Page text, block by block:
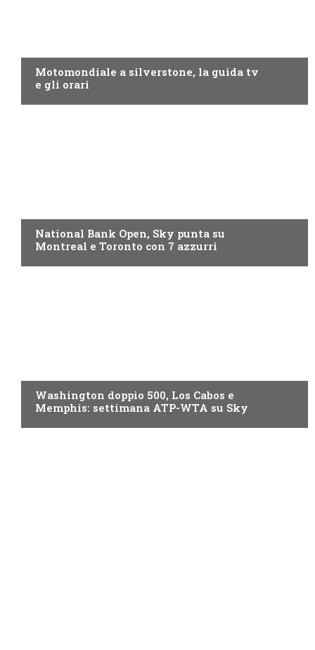
Motomondiale a silverstone, la guida tv
e gli orari
National Bank Open, Sky punta su
Montreal e Toronto con 7 azzurri
Washington doppio 500, Los Cabos e
Memphis: settimana ATP-WTA su Sky